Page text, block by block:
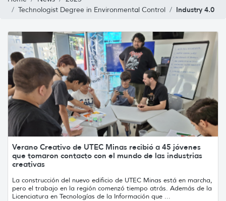
Technologist Degree in Environmental Control
Industry 4.0
Verano Creativo de UTEC Minas recibió a 45 jóvenes
que tomaron contacto con el mundo de las industrias
creativas
La construcción del nuevo edificio de UTEC Minas está en marcha,
pero el trabajo en la región comenzó tiempo atrás. Además de la
Licenciatura en Tecnologías de la Información que ...